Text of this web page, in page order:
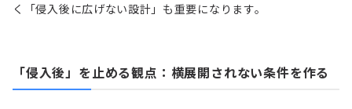
く「侵入後に広げない設計」も重要になります。
「侵入後」を止める観点：横展開されない条件を作る